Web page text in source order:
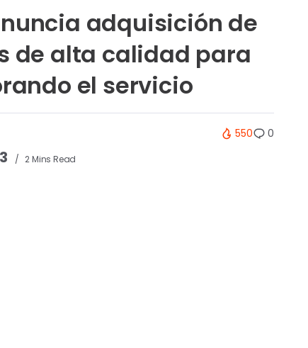
adquisición de
de alta calidad para
el servicio
2 Mins Read
550 0